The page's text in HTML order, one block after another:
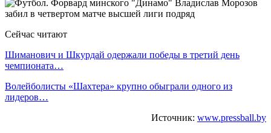
Сейчас читают
Шиманович и Шкурдай одержали победы в третий день
чемпионата…
Волейболисты «Шахтера» крупно обыграли одного из
лидеров…
Источник: www.pressball.by